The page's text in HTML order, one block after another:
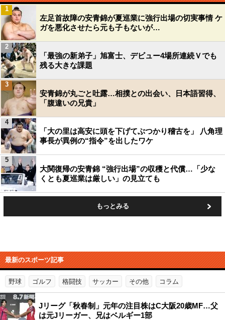
左足首故障の安青錦が夏巡業に強行出場の切実事情 ケ
ガを悪化させたら元も子もないが…
1
「最強の新弟子」旭富士、デビュー4場所連続Ｖでも
残る大きな課題
2
安青錦が丸ごと吐露…相撲との出会い、日本語習得、
「腹違いの兄貴」
3
「大の里は高安に頭を下げてぶつかり稽古を」 八角理
事長が異例の“指令”を出したワケ
4
大関復帰の安青錦 “強行出場”の収穫と代償…「少な
くとも夏巡業は厳しい」の見立ても
5
もっとみる
最新のスポーツ記事
野球 ゴルフ 格闘技 サッカー その他 コラム
Jリーグ「秋春制」元年の注目株はC大阪20歳MF…父
は元Jリーガー、兄はベルギー1部